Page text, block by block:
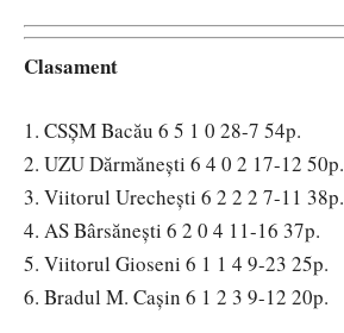
Clasament
1. CSȘM Bacău 6 5 1 0 28-7 54p.
2. UZU Dărmănești 6 4 0 2 17-12 50p.
3. Viitorul Urechești 6 2 2 2 7-11 38p.
4. AS Bârsănești 6 2 0 4 11-16 37p.
5. Viitorul Gioseni 6 1 1 4 9-23 25p.
6. Bradul M. Cașin 6 1 2 3 9-12 20p.